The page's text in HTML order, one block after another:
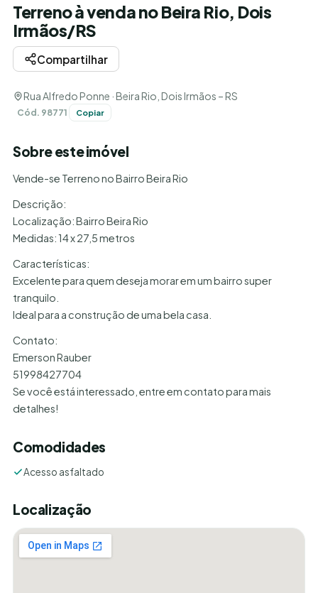
Terreno à venda no Beira Rio, Dois
Irmãos/RS
Compartilhar
Rua Alfredo Ponne · Beira Rio, Dois Irmãos – RS
Cód. 98771 Copiar
Sobre este imóvel
Vende-se Terreno no Bairro Beira Rio
Descrição:
Localização: Bairro Beira Rio
Medidas: 14 x 27,5 metros
Características:
Excelente para quem deseja morar em um bairro super
tranquilo.
Ideal para a construção de uma bela casa.
Contato:
Emerson Rauber
51998427704
Se você está interessado, entre em contato para mais
detalhes!
Comodidades
Acesso asfaltado
Localização